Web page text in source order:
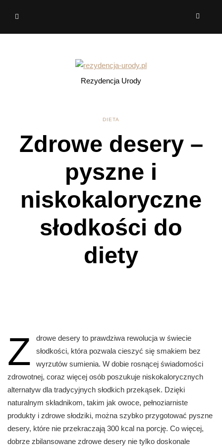
Rezydencja Urody
DIETA
Zdrowe desery –
pyszne i
niskokaloryczne
słodkości do
diety
Z
drowe desery to prawdziwa rewolucja w świecie
słodkości, która pozwala cieszyć się smakiem bez
wyrzutów sumienia. W dobie rosnącej świadomości
zdrowotnej, coraz więcej osób poszukuje niskokalorycznych
alternatyw dla tradycyjnych słodkich przekąsek. Dzięki
naturalnym składnikom, takim jak owoce, pełnoziarniste
produkty i zdrowe słodziki, można szybko przygotować pyszne
desery, które nie przekraczają 300 kcal na porcję. Co więcej,
dobrze zbilansowane zdrowe desery nie tylko doskonale